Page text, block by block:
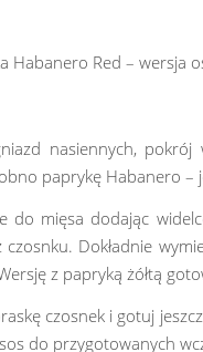
Habanero Red – wersja
nasiennych,
paprykę Habanero –
do mięsa dodając
czosnku. Dokładnie
z papryką żółtą
czosnek i gotuj
do przygotowanych